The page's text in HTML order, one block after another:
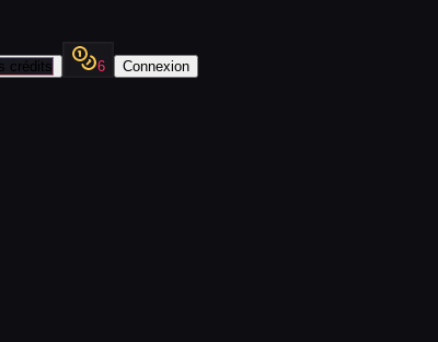
crédits 6 Connexion